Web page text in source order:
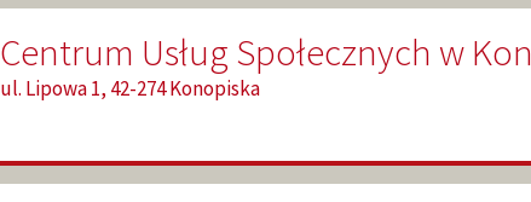
Centrum Usług Społecznych w
ul. Lipowa 1, 42-274 Konopiska